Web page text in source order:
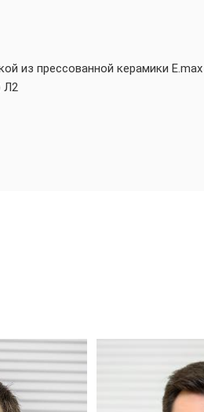
из прессованной керамики E.max
Л2